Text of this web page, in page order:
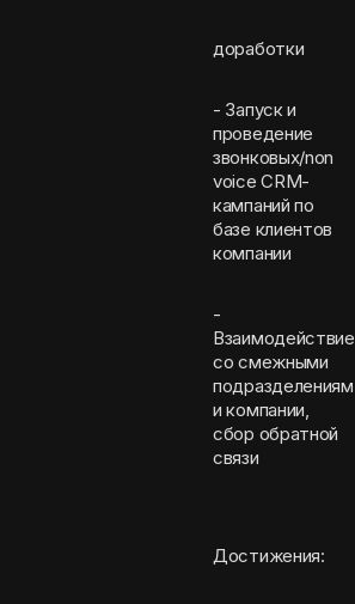
доработки
- Запуск и
проведение
звонковых/non
voice CRM-
кампаний по
базе клиентов
компании
-
Взаимодействие
со смежными
подразделениям
и компании,
сбор обратной
связи
Достижения: